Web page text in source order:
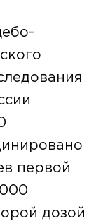
первой
дозой